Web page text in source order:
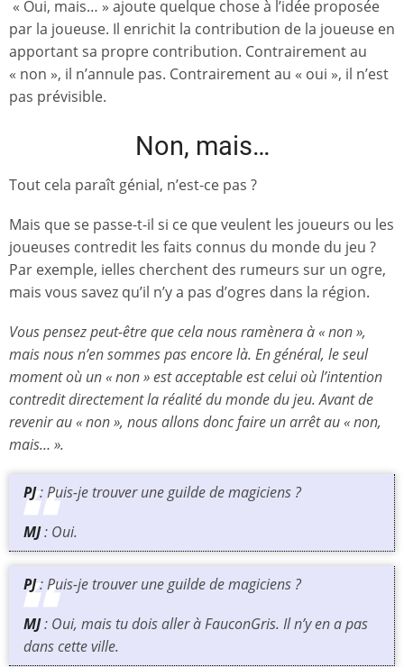
« Oui, mais… » ajoute quelque chose à l’idée proposée
par la joueuse. Il enrichit la contribution de la joueuse en
apportant sa propre contribution. Contrairement au
« non », il n’annule pas. Contrairement au « oui », il n’est
pas prévisible.
Non, mais…
Tout cela paraît génial, n’est-ce pas ?
Mais que se passe-t-il si ce que veulent les joueurs ou les
joueuses contredit les faits connus du monde du jeu ?
Par exemple, ielles cherchent des rumeurs sur un ogre,
mais vous savez qu’il n’y a pas d’ogres dans la région.
Vous pensez peut-être que cela nous ramènera à « non »,
mais nous n’en sommes pas encore là. En général, le seul
moment où un « non » est acceptable est celui où l’intention
contredit directement la réalité du monde du jeu. Avant de
revenir au « non », nous allons donc faire un arrêt au «non,
mais… ».
PJ: Puis-je trouver une guilde de magiciens ?
MJ: Oui.
PJ: Puis-je trouver une guilde de magiciens ?
MJ: Oui, mais tu dois aller à FauconGris. Il n’y en a pas
dans cette ville.